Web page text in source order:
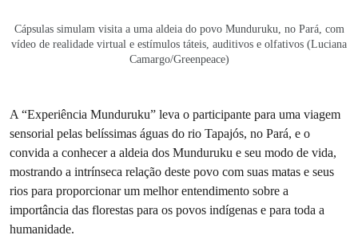
Cápsulas simulam visita a uma aldeia do povo Munduruku, no Pará, com
vídeo de realidade virtual e estímulos táteis, auditivos e olfativos (Luciana
Camargo/Greenpeace)
A “Experiência Munduruku” leva o participante para uma viagem
sensorial pelas belíssimas águas do rio Tapajós, no Pará, e o
convida a conhecer a aldeia dos Munduruku e seu modo de vida,
mostrando a intrínseca relação deste povo com suas matas e seus
rios para proporcionar um melhor entendimento sobre a
importância das florestas para os povos indígenas e para toda a
humanidade.